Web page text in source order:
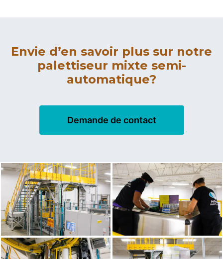
Envie d’en savoir plus sur notre
palettiseur mixte semi-
automatique?
Demande de contact